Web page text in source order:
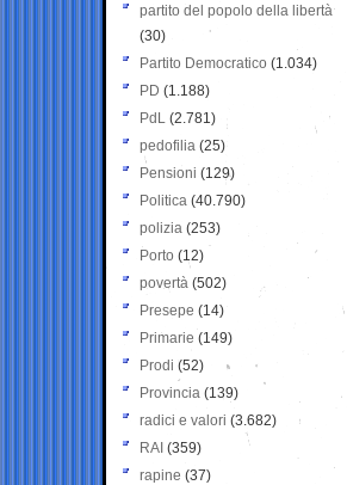
partito del popolo della libertà
(30)
Partito Democratico (1.034)
PD (1.188)
PdL (2.781)
pedofilia (25)
Pensioni (129)
Politica (40.790)
polizia (253)
Porto (12)
povertà (502)
Presepe (14)
Primarie (149)
Prodi (52)
Provincia (139)
radici e valori (3.682)
RAI (359)
rapine (37)